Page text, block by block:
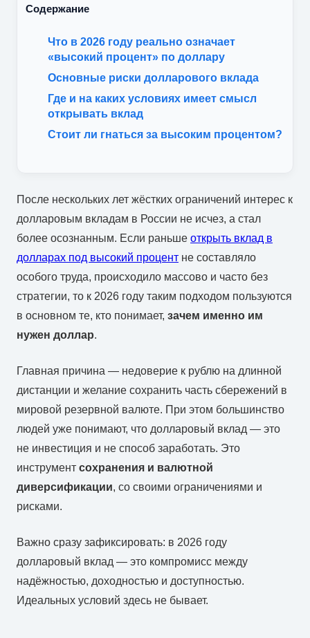
Содержание
Что в 2026 году реально означает
«высокий процент» по доллару
Основные риски долларового вклада
Где и на каких условиях имеет смысл
открывать вклад
Стоит ли гнаться за высоким процентом?
После нескольких лет жёстких ограничений интерес к
долларовым вкладам в России не исчез, а стал
более осознанным. Если раньше открыть вклад в
долларах под высокий процент не составляло
особого труда, происходило массово и часто без
стратегии, то к 2026 году таким подходом пользуются
в основном те, кто понимает, зачем именно им
нужен доллар.
Главная причина — недоверие к рублю на длинной
дистанции и желание сохранить часть сбережений в
мировой резервной валюте. При этом большинство
людей уже понимают, что долларовый вклад — это
не инвестиция и не способ заработать. Это
инструмент сохранения и валютной
диверсификации, со своими ограничениями и
рисками.
Важно сразу зафиксировать: в 2026 году
долларовый вклад — это компромисс между
надёжностью, доходностью и доступностью.
Идеальных условий здесь не бывает.